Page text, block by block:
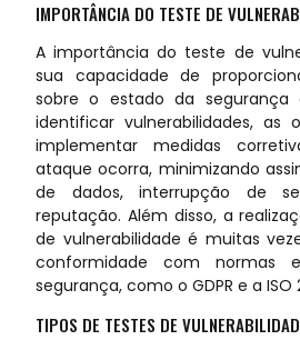
IMPORTÂNCIA DO TESTE DE
A importância do teste de
sua capacidade de
sobre o estado da segurança
identificar vulnerabilidades, as
implementar medidas
ataque ocorra, minimizando
de dados, interrupção de
reputação. Além disso, a
de vulnerabilidade é muitas
conformidade com normas
segurança, como o GDPR e a ISO
TIPOS DE TESTES DE